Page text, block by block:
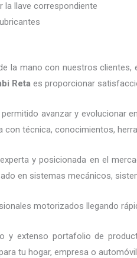
la llave correspondiente
la mano con nuestros
Reta es proporcionar
avanzar y evolucionar
con técnica, conocimientos,
y posicionada en el
en sistemas mecánicos,
motorizados llegando
y extenso portafolio de
tu hogar, empresa o automóvil.